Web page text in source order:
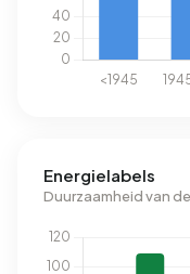
Energielabels
Duurzaamheid van